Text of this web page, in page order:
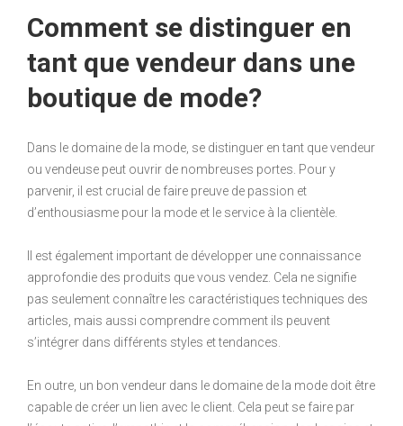
Comment se distinguer en
tant que vendeur dans une
boutique de mode?
Dans le domaine de la mode, se distinguer en tant que vendeur
ou vendeuse peut ouvrir de nombreuses portes. Pour y
parvenir, il est crucial de faire preuve de passion et
d’enthousiasme pour la mode et le service à la clientèle.
Il est également important de développer une connaissance
approfondie des produits que vous vendez. Cela ne signifie
pas seulement connaître les caractéristiques techniques des
articles, mais aussi comprendre comment ils peuvent
s’intégrer dans différents styles et tendances.
En outre, un bon vendeur dans le domaine de la mode doit être
capable de créer un lien avec le client. Cela peut se faire par